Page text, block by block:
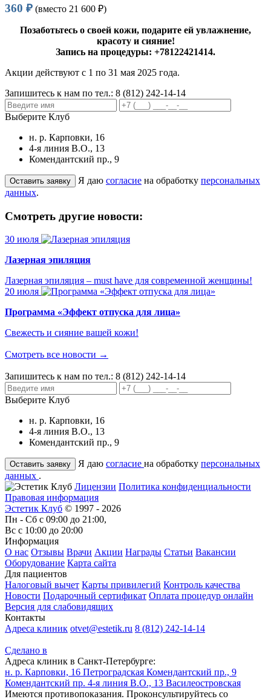
360 ₽ (вместо 21 600 ₽)
Позаботьтесь о своей кожи, подарите ей увлажнение,
красоту и сияние!
Запись на процедуры: +78122421414.
Акции действуют с 1 по 31 мая 2025 года.
Запишитесь к нам по тел.: 8 (812) 242-14-14
Выберите Клуб
н. р. Карповки, 16
4-я линия В.О., 13
Комендантский пр., 9
Я даю согласие на обработку персональных
данных.
Смотреть другие новости:
30 июля
Лазерная эпиляция
Лазерная эпиляция – must have для современной женщины!
20 июля
Программа «Эффект отпуска для лица»
Свежесть и сияние вашей кожи!
Смотреть все новости →
Запишитесь к нам по тел.: 8 (812) 242-14-14
Выберите Клуб
н. р. Карповки, 16
4-я линия В.О., 13
Комендантский пр., 9
Я даю согласие на обработку персональных
данных .
Лицензии Политика конфиденциальности
Правовая информация
Эстетик Клуб © 1997 - 2026
Пн - Сб с 09:00 до 21:00,
Вс с 10:00 до 20:00
Информация
О нас Отзывы Врачи Акции Награды Статьи Вакансии
Оборудование Карта сайта
Для пациентов
Налоговый вычет Карты привилегий Контроль качества
Новости Подарочный сертификат Оплата процедур онлайн
Версия для слабовидящих
Контакты
Адреса клиник otvet@estetik.ru 8 (812) 242-14-14
Сделано в
Адреса клиник в Санкт-Петербурге:
н. р. Карповки, 16 Петроградская Комендантский пр., 9
Комендантский пр. 4-я линия В.О., 13 Василеостровская
Имеются противопоказания. Проконсультируйтесь со